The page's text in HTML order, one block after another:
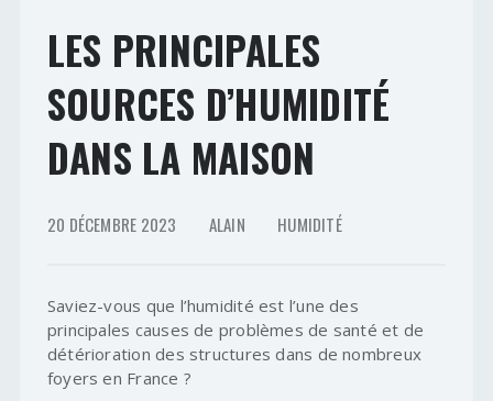
LES PRINCIPALES
SOURCES D’HUMIDITÉ
DANS LA MAISON
20 DÉCEMBRE 2023 ALAIN HUMIDITÉ
Saviez-vous que l’humidité est l’une des
principales causes de problèmes de santé et de
détérioration des structures dans de nombreux
foyers en France ?